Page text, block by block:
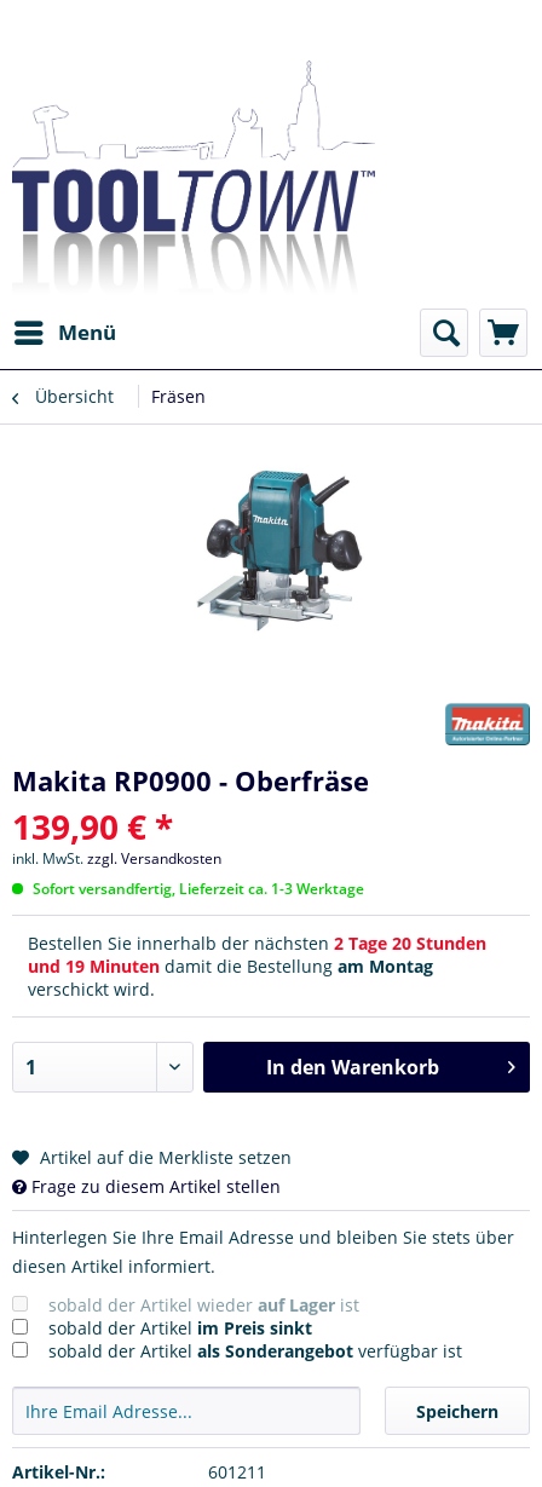
Menü
Übersicht Fräsen
Makita RP0900 - Oberfräse
139,90 € *
inkl. MwSt.zzgl. Versandkosten
Sofort versandfertig, Lieferzeit ca. 1-3 Werktage
Bestellen Sie innerhalb der nächsten 2 Tage 20 Stunden
und 19 Minuten damit die Bestellung am Montag
verschickt wird.
In den Warenkorb
Artikel auf die Merkliste setzen
Frage zu diesem Artikel stellen
Hinterlegen Sie Ihre Email Adresse und bleiben Sie stets über
diesen Artikel informiert.
sobald der Artikel wieder auf Lager ist
sobald der Artikel im Preis sinkt
sobald der Artikel als Sonderangebot verfügbar ist
Speichern
Artikel-Nr.:
601211